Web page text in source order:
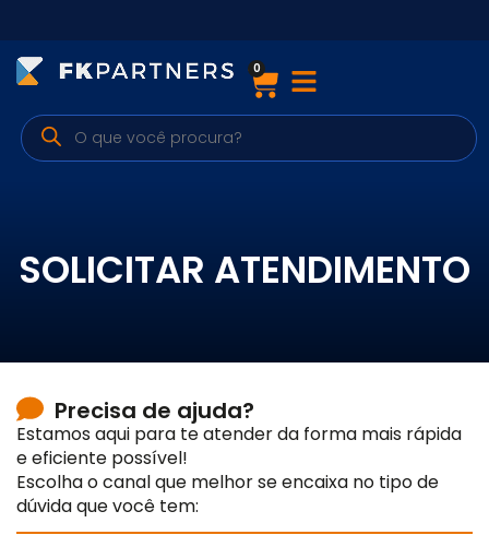
Cursos
Preparatórios Nacionais
Navegação
Sobre nós
Para empresas
0
SOLICITAR ATENDIMENTO
Precisa de ajuda?
Estamos aqui para te atender da forma mais rápida
e eficiente possível!
Escolha o canal que melhor se encaixa no tipo de
dúvida que você tem: